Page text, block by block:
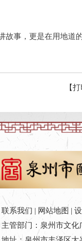
事，更是在用地道
【
联系我们 | 网站地图 |
主管部门：泉州市文化